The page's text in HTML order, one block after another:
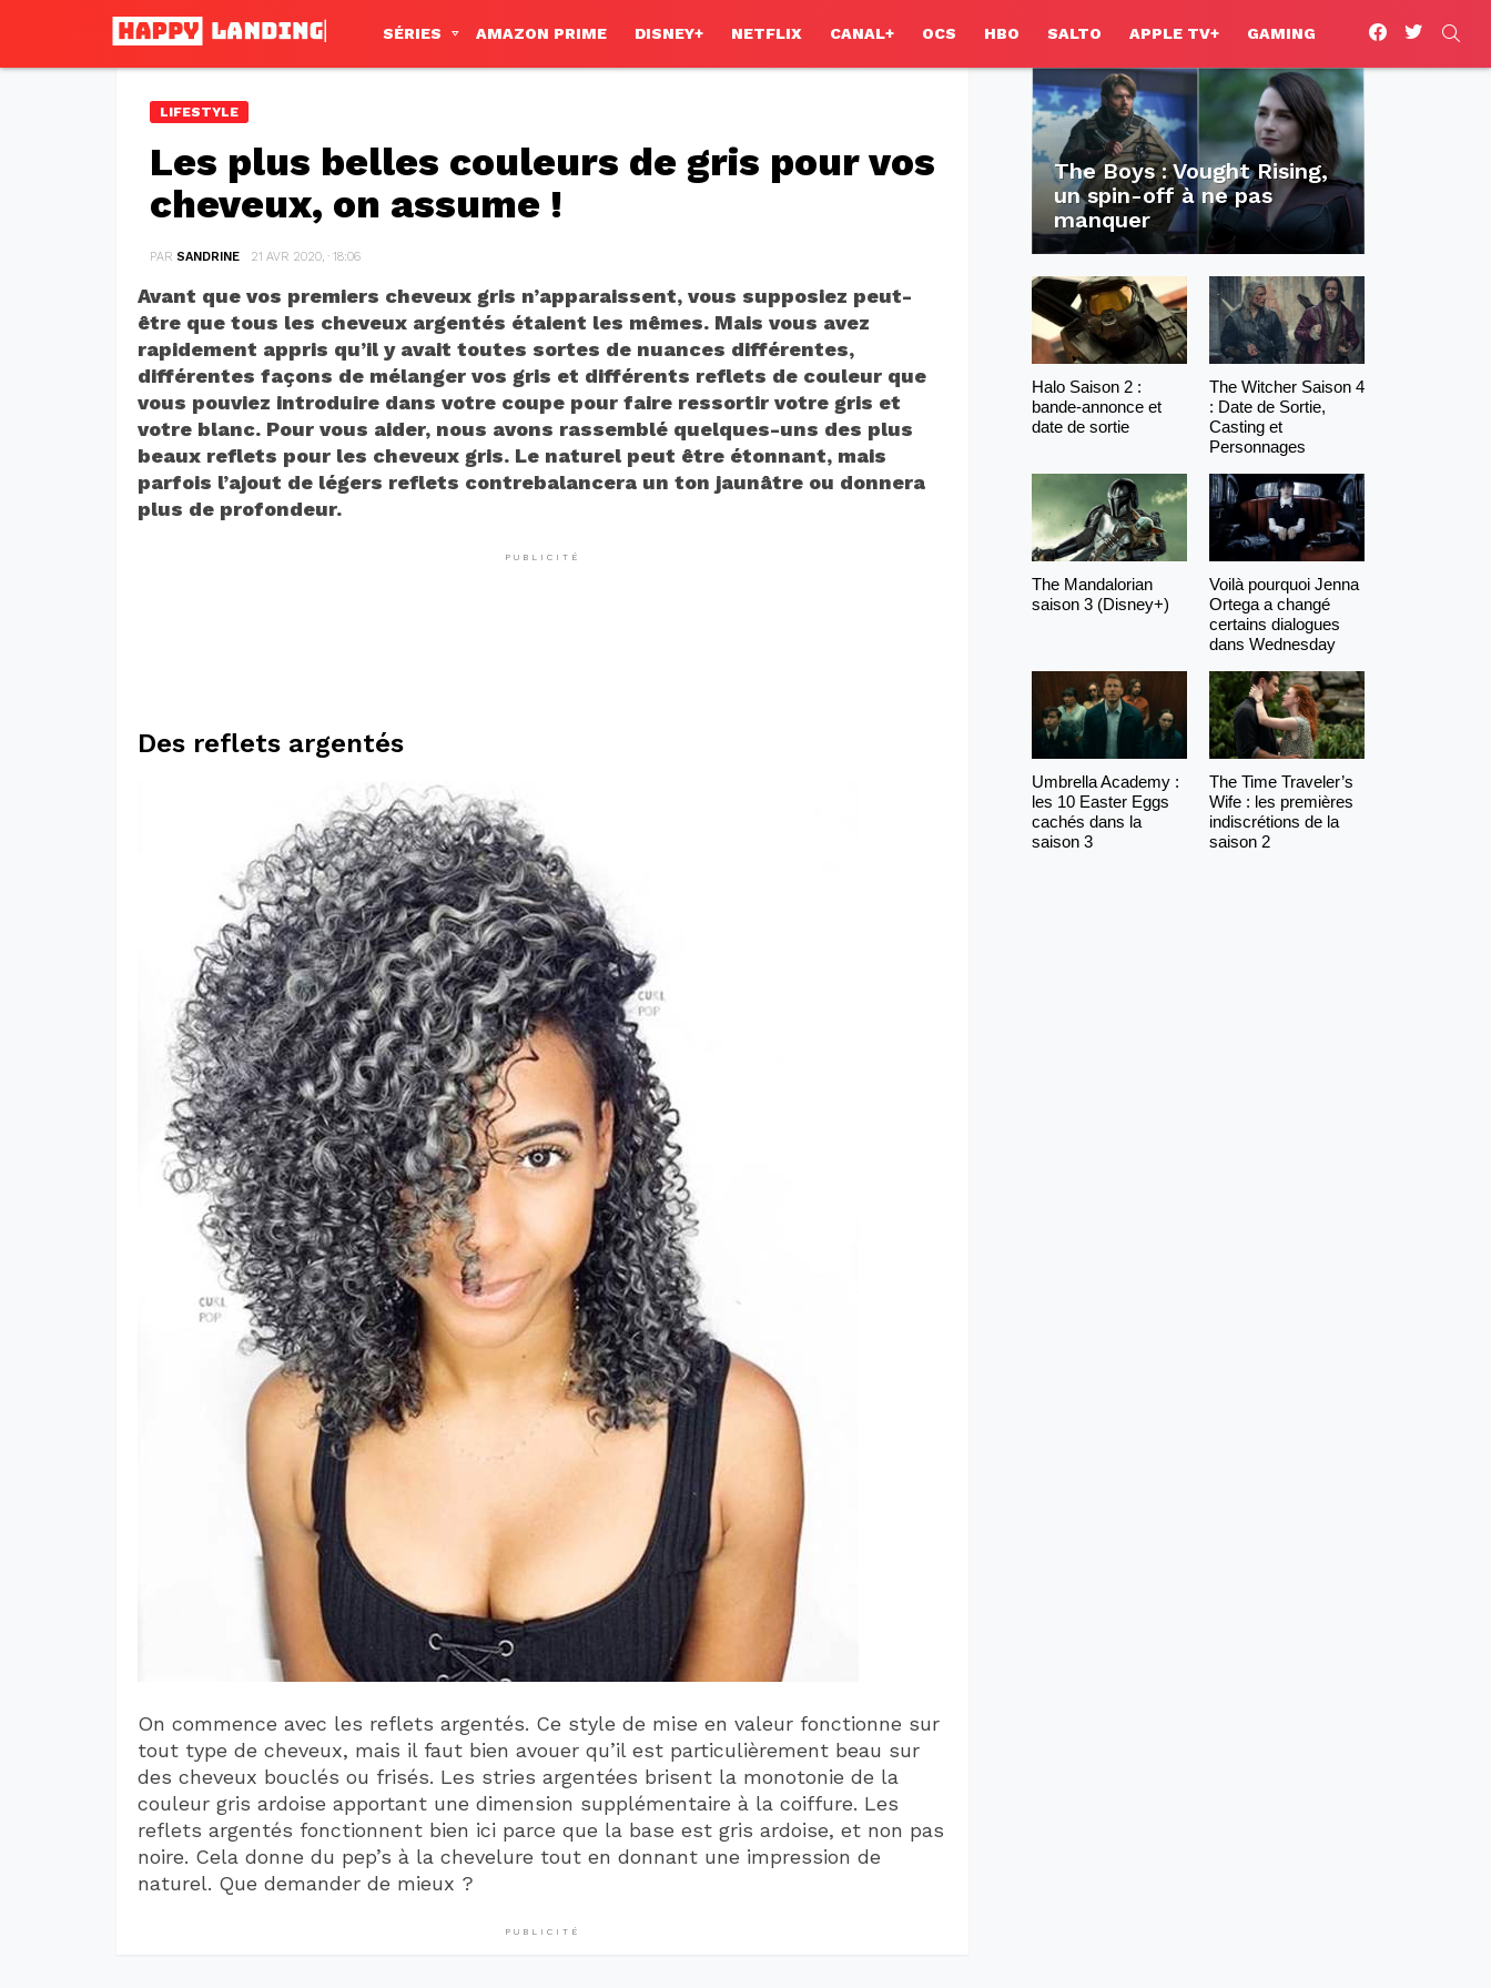
SÉRIES AMAZON PRIME DISNEY+ NETFLIX CANAL+ OCS HBO SALTO APPLE TV+ GAMING
facebooktwitter
LIFESTYLE
Les plus belles couleurs de gris pour vos
cheveux, on assume !
PAR SANDRINE 21 AVR 2020, · 18:06
Avant que vos premiers cheveux gris n’apparaissent, vous supposiez peut-
être que tous les cheveux argentés étaient les mêmes. Mais vous avez
rapidement appris qu’il y avait toutes sortes de nuances différentes,
différentes façons de mélanger vos gris et différents reflets de couleur que
vous pouviez introduire dans votre coupe pour faire ressortir votre gris et
votre blanc. Pour vous aider, nous avons rassemblé quelques-uns des plus
beaux reflets pour les cheveux gris. Le naturel peut être étonnant, mais
parfois l’ajout de légers reflets contrebalancera un ton jaunâtre ou donnera
plus de profondeur.
PUBLICITÉ
Des reflets argentés
On commence avec les reflets argentés. Ce style de mise en valeur fonctionne sur
tout type de cheveux, mais il faut bien avouer qu’il est particulièrement beau sur
des cheveux bouclés ou frisés. Les stries argentées brisent la monotonie de la
couleur gris ardoise apportant une dimension supplémentaire à la coiffure. Les
reflets argentés fonctionnent bien ici parce que la base est gris ardoise, et non pas
noire. Cela donne du pep’s à la chevelure tout en donnant une impression de
naturel. Que demander de mieux ?
PUBLICITÉ
The Boys : Vought Rising,
un spin-off à ne pas
manquer
Halo Saison 2 :
bande-annonce et
date de sortie
The Witcher Saison 4
: Date de Sortie,
Casting et
Personnages
The Mandalorian
saison 3 (Disney+)
Voilà pourquoi Jenna
Ortega a changé
certains dialogues
dans Wednesday
Umbrella Academy :
les 10 Easter Eggs
cachés dans la
saison 3
The Time Traveler’s
Wife : les premières
indiscrétions de la
saison 2